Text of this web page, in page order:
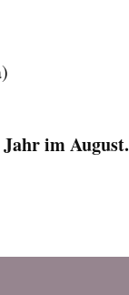
im August.